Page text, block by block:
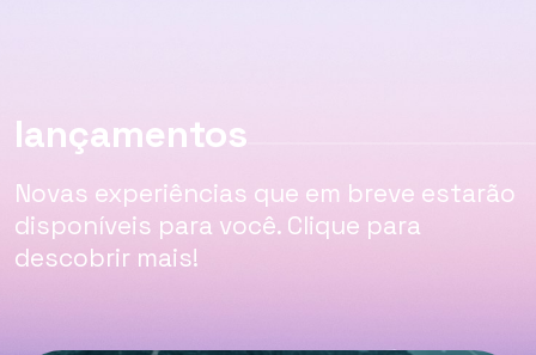
lançamentos
Novas experiências que em breve estarão
disponíveis para você. Clique para
descobrir mais!